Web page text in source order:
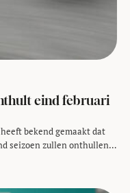
eind februari
bekend gemaakt dat
seizoen zullen onthullen.
de W09 op dezelfde dag
de aankondiging van